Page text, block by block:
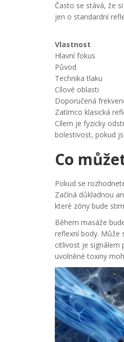
Často se stává, že
jen o standardní
Vlastnost
Hlavní fokus
Původ
Technika tlaku
Cílové oblasti
Doporučená
Zatímco klasická
Cílem je fyzicky
bolestivost, pokud
Co
Pokud se
Začíná důkladnou
které zóny bude
Během masáže
reflexní body. Může
citlivost je signálem
uvolněné toxiny